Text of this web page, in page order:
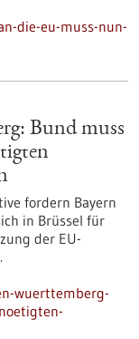
die-eu-muss-nun-
Bund muss
fordern Bayern
in Brüssel für
der EU-
wuerttemberg-